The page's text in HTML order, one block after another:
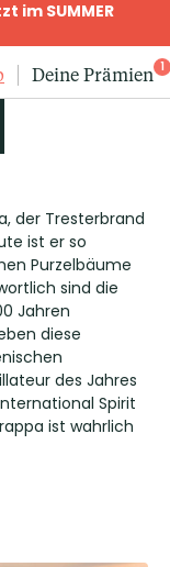
im SUMMER
Deine Prämien 1
der Tresterbrand
ist er so
Purzelbäume
sind die
Jahren
diese
des Jahres
Spirit
ist wahrlich